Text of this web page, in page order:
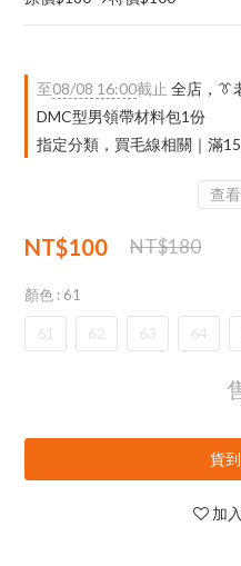
至08/08 16:00截止 全店，👔
DMC型男領帶材料包1份
指定分類，買毛線相關｜滿
查
NT$100 NT$180
顏色 : 61
61 62 63 64
貨
加